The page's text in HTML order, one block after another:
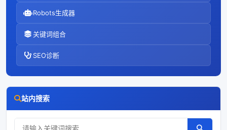
Robots生成器
关键词组合
SEO诊断
站内搜索